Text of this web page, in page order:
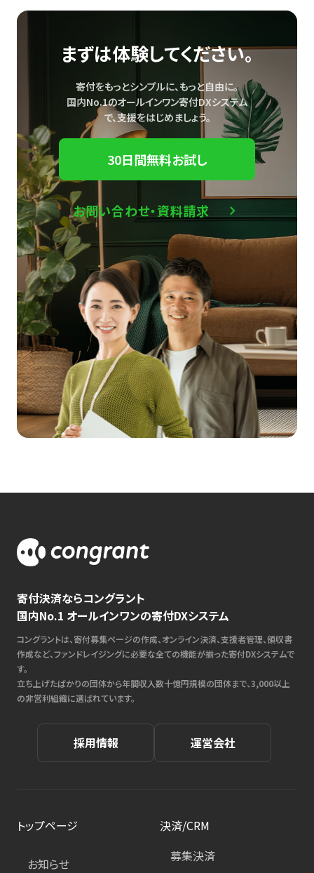
まずは体験してください。
寄付をもっとシンプルに、もっと自由に。
国内No.1のオールインワン寄付DXシステム
で、支援をはじめましょう。
30日間無料お試し
お問い合わせ・資料請求
寄付決済ならコングラント
国内No.1 オールインワンの寄付DXシステム
コングラントは、寄付募集ページの作成、オンライン決済、支援者管理、領収書
作成など、ファンドレイジングに必要な全ての機能が揃った寄付DXシステムで
す。
立ち上げたばかりの団体から年間収入数十億円規模の団体まで、3,000以上
の非営利組織に選ばれています。
採用情報 運営会社
トップページ
お知らせ
決済/CRM
募集決済